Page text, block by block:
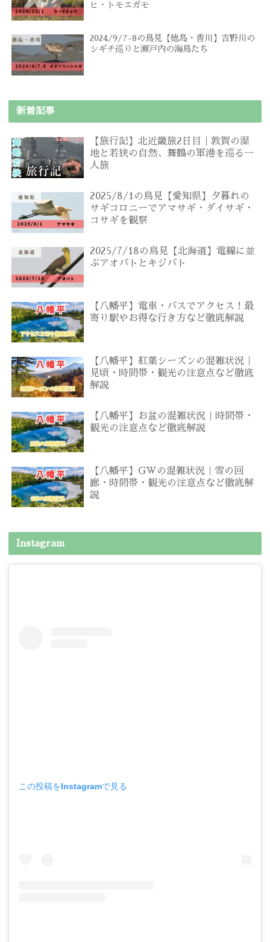
ヒ・トモエガモ
2024/9/7-8の鳥見【徳島・香川】吉野川の
シギチ巡りと瀬戸内の海鳥たち
新着記事
【旅行記】北近畿旅2日目｜敦賀の湿
地と若狭の自然、舞鶴の軍港を巡る一
人旅
2025/8/1の鳥見【愛知県】夕暮れの
サギコロニーでアマサギ・ダイサギ・
コサギを観察
2025/7/18の鳥見【北海道】電線に並
ぶアオバトとキジバト
【八幡平】電車・バスでアクセス！最
寄り駅やお得な行き方など徹底解説
【八幡平】紅葉シーズンの混雑状況｜
見頃・時間帯・観光の注意点など徹底
解説
【八幡平】お盆の混雑状況｜時間帯・
観光の注意点など徹底解説
【八幡平】GWの混雑状況｜雪の回
廊・時間帯・観光の注意点など徹底解
説
Instagram
この投稿をInstagramで見る